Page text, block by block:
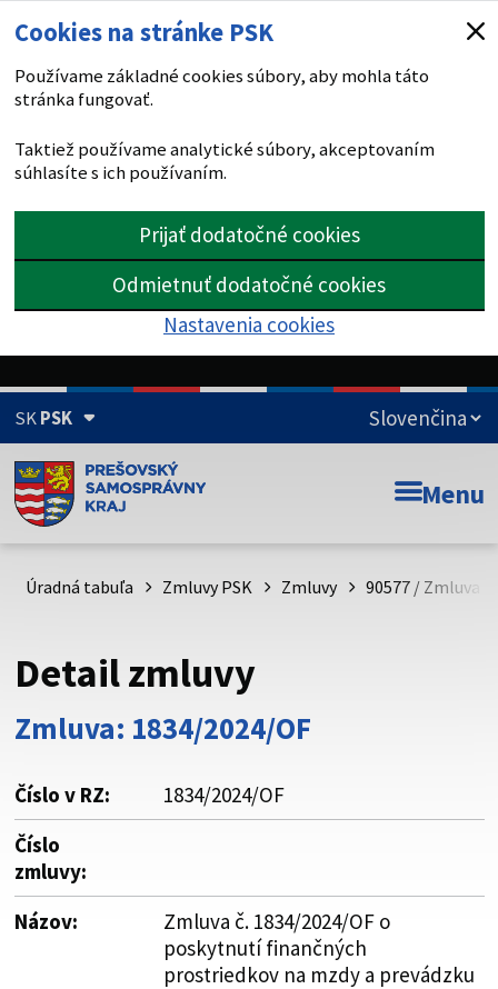
Cookies na stránke PSK
Používame základné cookies súbory, aby mohla táto
stránka fungovať.
Taktiež používame analytické súbory, akceptovaním
súhlasíte s ich používaním.
Prijať dodatočné cookies
Odmietnuť dodatočné cookies
Nastavenia cookies
SKPSK
Doména psk.sk je oficiálna
Toto je oficiálna webová stránka Prešovského
psk.sk.
Buďte pozorní a vždy sa uistite, že zdieľate informácie iba
cez zabezpečenú webovú stránku. Zabezpečená stránka
vždy začína https:// pred názvom domény webového sídla.
Menu
Úradná tabuľa Zmluvy PSK Zmluvy 90577 / Zmluva
Detail zmluvy
Zmluva: 1834/2024/OF
Číslo v RZ:
1834/2024/OF
Číslo
zmluvy:
Názov:
Zmluva č. 1834/2024/OF o
poskytnutí finančných
prostriedkov na mzdy a prevádzku